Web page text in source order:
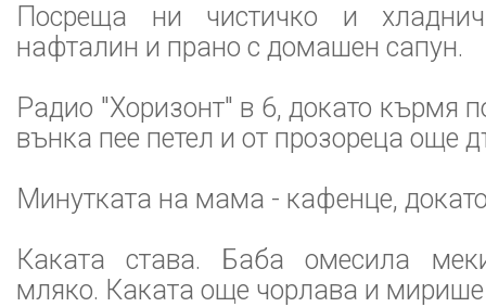
Посреща ни чистичко и
нафталин и прано с домашен сапун.
Радио "Хоризонт" в 6, докато кърмя
вънка пее петел и от прозореца още
Минутката на мама - кафенце,
Каката става. Баба омесила
мляко. Каката още чорлава и